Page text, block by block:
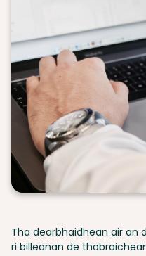
Tha dearbhaidhean air an
ri billeanan de